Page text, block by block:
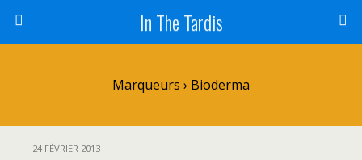
In The Tardis
Marqueurs › Bioderma
24 FÉVRIER 2013